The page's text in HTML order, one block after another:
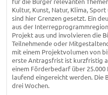
Kultur, Kunst, Natur, Klima,
sind hier Grenzen gesetzt. Ein
aus der
Projekt aus und involvieren die
Teilnehmende oder
mit einem Projektvolumen von
erste Antragsfrist ist kurzfristig
einem Förderbedarf über
laufend eingereicht werden. Die
drei Wochen.